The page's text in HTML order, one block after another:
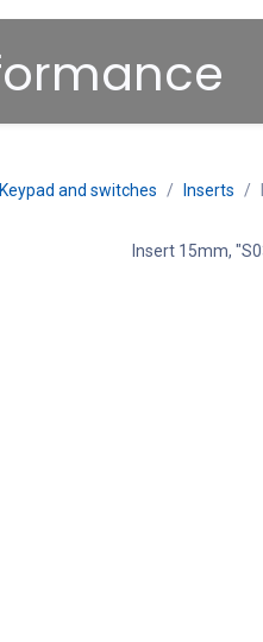
Keypad and switches Inserts